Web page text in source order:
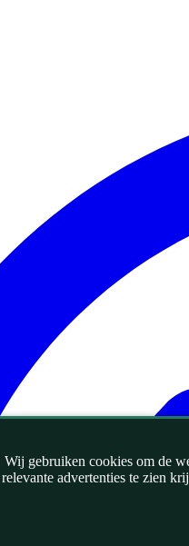
Wij gebruiken cookies om de
relevante advertenties te zien